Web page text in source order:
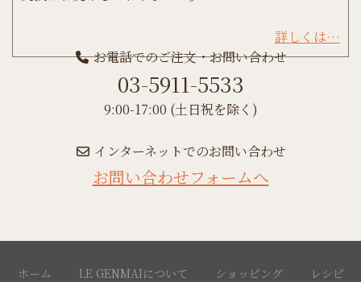
詳しくは…
お電話でのご注文・お問い合わせ
03-5911-5533
9:00-17:00 (土日祝を除く)
インターネットでのお問い合わせ
お問い合わせフォームへ
ホーム LE GENMAIについて ショッピング レシピ